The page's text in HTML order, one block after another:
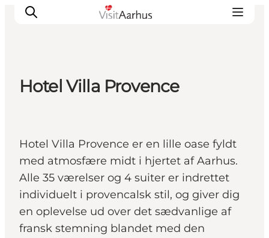
Byer og steder
Planlæg ferien
Transport
Hotel Villa Provence
Hotel Villa Provence er en lille oase fyldt
med atmosfære midt i hjertet af Aarhus.
Alle 35 værelser og 4 suiter er indrettet
individuelt i provencalsk stil, og giver dig
en oplevelse ud over det sædvanlige af
fransk stemning blandet med den